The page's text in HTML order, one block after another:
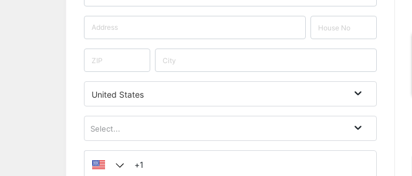
United States
Select...